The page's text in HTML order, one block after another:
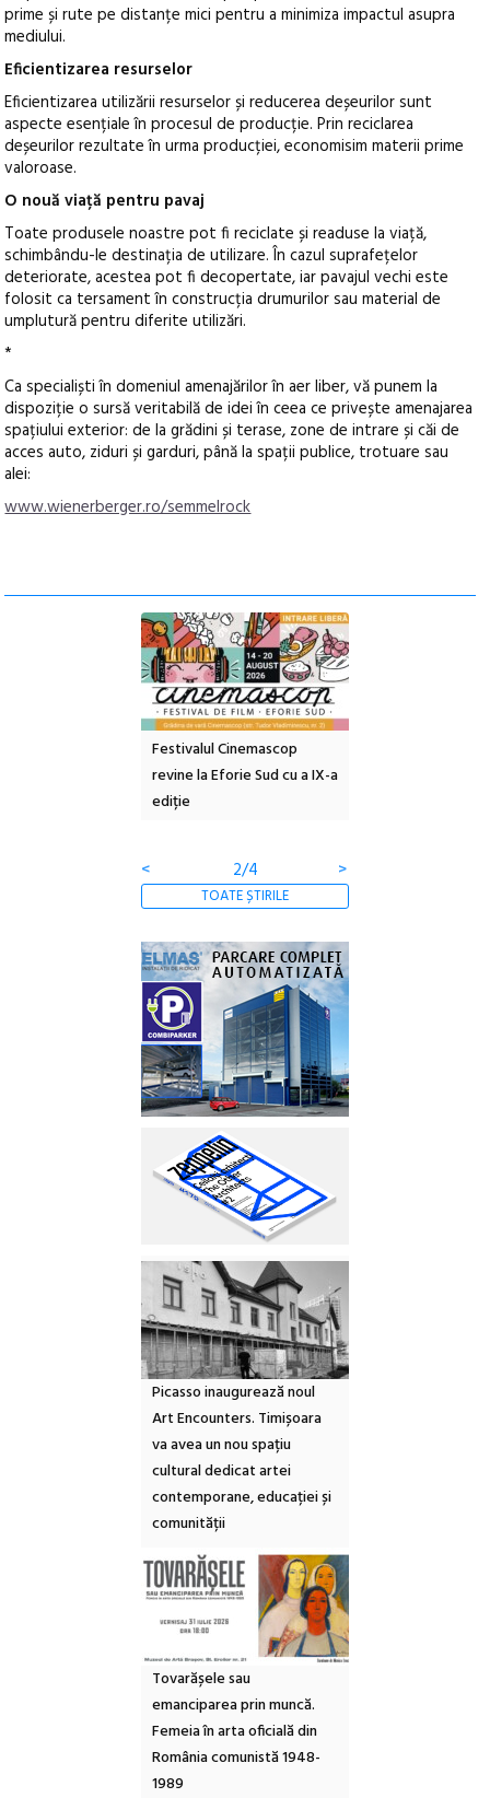
prime și rute pe distanțe mici pentru a minimiza impactul asupra
mediului.
Eficientizarea resurselor
Eficientizarea utilizării resurselor și reducerea deșeurilor sunt
aspecte esențiale în procesul de producție. Prin reciclarea
deșeurilor rezultate în urma producției, economisim materii prime
valoroase.
O nouă viață pentru pavaj
Toate produsele noastre pot fi reciclate și readuse la viață,
schimbându-le destinația de utilizare. În cazul suprafețelor
deteriorate, acestea pot fi decopertate, iar pavajul vechi este
folosit ca tersament în construcția drumurilor sau material de
umplutură pentru diferite utilizări.
*
Ca specialiști în domeniul amenajărilor în aer liber, vă punem la
dispoziție o sursă veritabilă de idei în ceea ce privește amenajarea
spațiului exterior: de la grădini și terase, zone de intrare și căi de
acces auto, ziduri și garduri, până la spații publice, trotuare sau
alei:
www.wienerberger.ro/semmelrock
Festivalul Cinemascop
revine la Eforie Sud cu a IX-a
ediție
<
2/4 >
TOATE ȘTIRILE
Picasso inaugurează noul
Art Encounters. Timișoara
va avea un nou spațiu
cultural dedicat artei
contemporane, educației și
comunității
Tovarășele sau
emanciparea prin muncă.
Femeia în arta oficială din
România comunistă 1948-
1989